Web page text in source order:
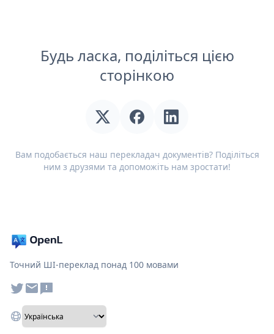
Будь ласка, поділіться цією
сторінкою
Вам подобається наш перекладач документів? Поділіться
ним з друзями та допоможіть нам зростати!
Точний ШІ-переклад понад 100 мовами